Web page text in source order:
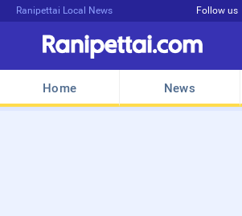
Ranipettai Local News Follow us
Home News